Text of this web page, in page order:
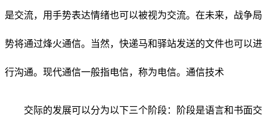
是交流，用手势表达情绪也可以被视为交流。在未来，战争局
势将通过烽火通信。当然，快递马和驿站发送的文件也可以进
行沟通。现代通信一般指电信，称为电信。通信技术
交际的发展可以分为以下三个阶段：阶段是语言和书面交